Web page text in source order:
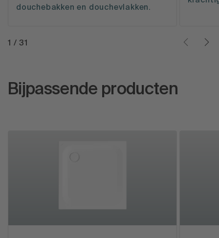
douchebakken en douchevlakken.
1 /31
Bijpassende producten